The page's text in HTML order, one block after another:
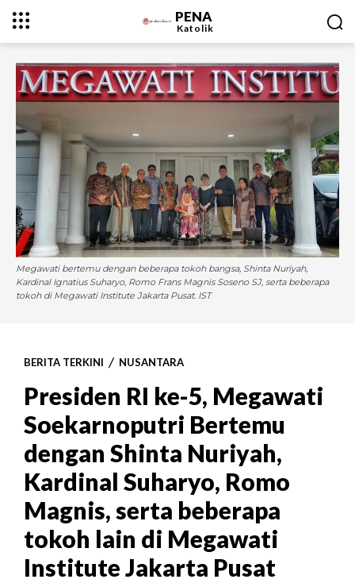
PENA
Katolik
Megawati bertemu dengan beberapa tokoh bangsa, Shinta Nuriyah,
Kardinal Ignatius Suharyo, Romo Frans Magnis Soseno SJ, serta beberapa
tokoh di Megawati Institute Jakarta Pusat. IST
BERITA TERKINI NUSANTARA
Presiden RI ke-5, Megawati
Soekarnoputri Bertemu
dengan Shinta Nuriyah,
Kardinal Suharyo, Romo
Magnis, serta beberapa
tokoh lain di Megawati
Institute Jakarta Pusat